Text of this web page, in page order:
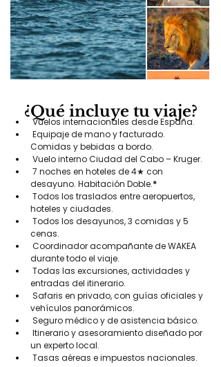
¿Qué incluye tu viaje?
Vuelos internacionales desde España.
Equipaje de mano y facturado.
Comidas y bebidas a bordo.
Vuelo interno Ciudad del Cabo – Kruger.
7 noches en hoteles de 4★ con
desayuno. Habitación Doble.*
Todos los traslados entre aeropuertos,
hoteles y ciudades.
Todos los desayunos, 3 comidas y 5
cenas.
Coordinador acompañante de WAKEA
durante todo el viaje.
Todas las excursiones, actividades y
entradas del itinerario.
Safaris en privado, con guías oficiales y
vehículos panorámicos.
Seguro médico y de asistencia básico.
Itinerario y asesoramiento diseñado por
un experto local.
Tasas aéreas e impuestos nacionales.